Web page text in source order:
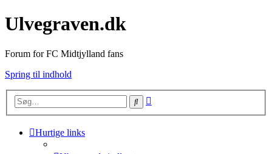
Ulvegraven.dk
Forum for FC Midtjylland fans
Spring til indhold
Søg
Hurtige links